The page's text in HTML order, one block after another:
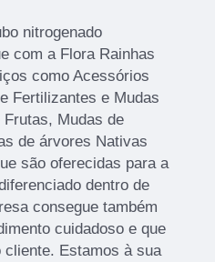
nitrogenado
com a Flora Rainhas
como Acessórios
Fertilizantes e Mudas
Mudas de
de árvores Nativas
são oferecidas para a
dentro de
consegue também
cuidadoso e que
Estamos à sua